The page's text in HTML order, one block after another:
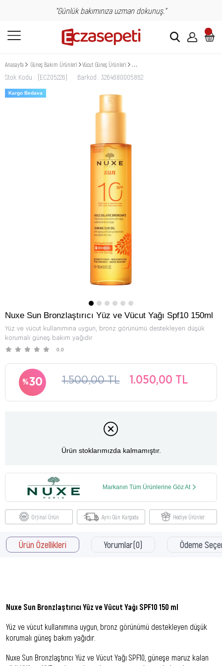
"Günlük bakımınıza uzman dokunuş."
Anasayfa Güneş Bakım Ürünleri Vücut Güneş Ürünleri Nuxe Sun Bronzlaştırıcı Yüz ve Vücut Yağı
Stok Kodu (ECZ05226) Barkod : 3264680005862
Kargo Bedava
Nuxe Sun Bronzlaştırıcı Yüz ve Vücut Yağı Spf10 150ml
Yüz ve vücut kullanımına uygun, bronz görünümü destekleyen düşük
korumalı güneş bakım yağıdır.
0.0
30 1.500,00 TL 1.050,00 TL
Ürün stoklarımızda kalmamıştır.
Markanın Tüm Ürünlerine Göz At
Orjinal Ürün Aynı Gün Kargoda Hediye Ürünler
Ürün Özellikleri Yorumlar(0) Ödeme
Nuxe Sun Bronzlaştırıcı Yüz ve Vücut Yağı SPF10 150 ml
Yüz ve vücut kullanımına uygun, bronz görünümü destekleyen düşük
korumalı güneş bakım yağıdır.
Nuxe Sun Bronzlaştırıcı Yüz ve Vücut Yağı SPF10, güneşe maruz kalan